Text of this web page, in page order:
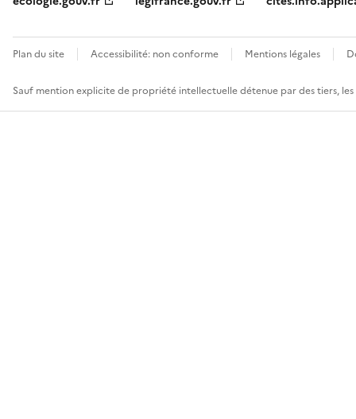
Plan du site Accessibilité: non conforme Mentions légales
Sauf mention explicite de propriété intellectuelle détenue par des tiers,